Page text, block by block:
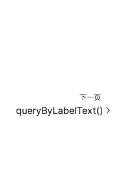
下一页
queryByLabelText()